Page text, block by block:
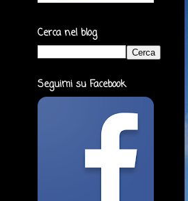
Cerca nel blog
Seguimi su Facebook